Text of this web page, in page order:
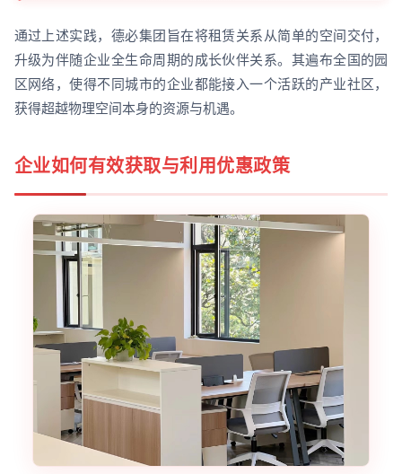
通过上述实践，德必集团旨在将租赁关系从简单的空间交付，
升级为伴随企业全生命周期的成长伙伴关系。其遍布全国的园
区网络，使得不同城市的企业都能接入一个活跃的产业社区，
获得超越物理空间本身的资源与机遇。
企业如何有效获取与利用优惠政策